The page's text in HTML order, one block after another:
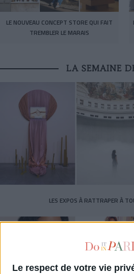
Le respect de votre vie
LE NOUVEAU CONCEPT STORE QUI FAIT
TREMBLER LE MARAIS
LA SEMAINE
LES EXPOS À RATTRAPER À